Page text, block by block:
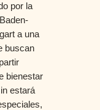
por la
a una
buscan
bienestar
estará